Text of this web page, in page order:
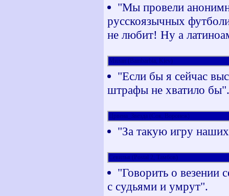
"Мы провели
русскоязычных
не любит! Ну а
Милан (Bambarbia, Kiev)
"Если бы я сейчас
штрафы не хватило бы".
Црвена_Звезда (Сок, Воронеж)
"За такую игру
Севилья (Postal 2, Тамбов)
"Говорить о везении
с судьями и умрут".